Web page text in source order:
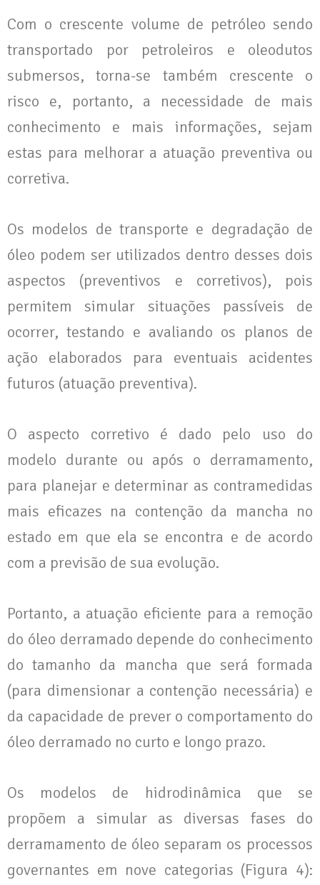
Com o crescente volume de petróleo sendo
transportado por petroleiros e oleodutos
submersos, torna-se também crescente o
risco e, portanto, a necessidade de mais
conhecimento e mais informações, sejam
estas para melhorar a atuação preventiva ou
corretiva.
Os modelos de transporte e degradação de
óleo podem ser utilizados dentro desses dois
aspectos (preventivos e corretivos), pois
permitem simular situações passíveis de
ocorrer, testando e avaliando os planos de
ação elaborados para eventuais acidentes
futuros (atuação preventiva).
O aspecto corretivo é dado pelo uso do
modelo durante ou após o derramamento,
para planejar e determinar as contramedidas
mais eficazes na contenção da mancha no
estado em que ela se encontra e de acordo
com a previsão de sua evolução.
Portanto, a atuação eficiente para a remoção
do óleo derramado depende do conhecimento
do tamanho da mancha que será formada
(para dimensionar a contenção necessária) e
da capacidade de prever o comportamento do
óleo derramado no curto e longo prazo.
Os modelos de hidrodinâmica que se
propõem a simular as diversas fases do
derramamento de óleo separam os processos
governantes em nove categorias (Figura 4):